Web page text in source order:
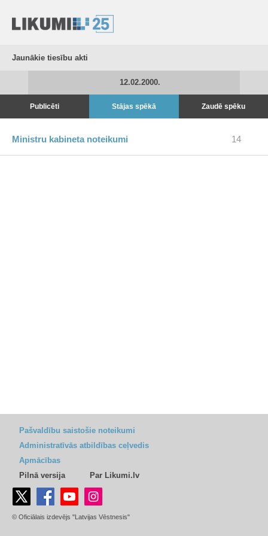
Jaunākie tiesību akti
12.02.2000.
Publicēti Stājas spēkā Zaudē spēku
Ministru kabineta noteikumi 14
Pašvaldību saistošie noteikumi
Administratīvās atbildības ceļvedis
Apmācības
Pilnā versija
Par Likumi.lv
© Oficiālais izdevējs "Latvijas Vēstnesis"